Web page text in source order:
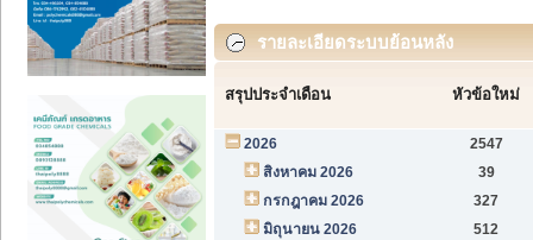
รายละเอียดระบบย้อนหลัง
สรุปประจำเดือน หัวข้อใหม่
2026
2547
สิงหาคม 2026
39
กรกฎาคม 2026
327
มิถุนายน 2026
512